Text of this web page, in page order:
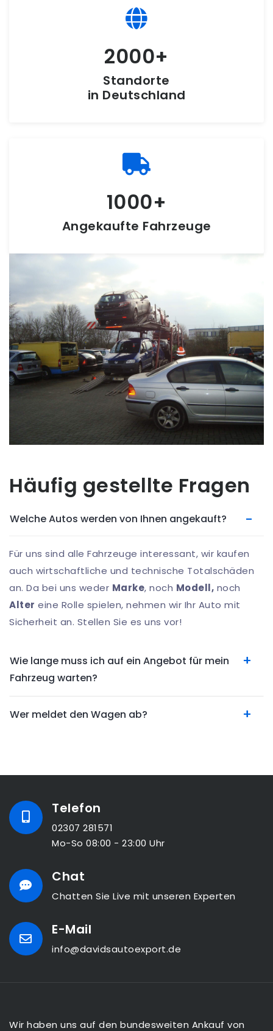
2000
Standorte
in Deutschland
1000
Angekaufte Fahrzeuge
Häufig gestellte Fragen
Welche Autos werden von Ihnen angekauft?
Für uns sind alle Fahrzeuge interessant, wir kaufen
auch wirtschaftliche und technische Totalschäden
an. Da bei uns weder Marke, noch Modell, noch
Alter eine Rolle spielen, nehmen wir Ihr Auto mit
Sicherheit an. Stellen Sie es uns vor!
Wie lange muss ich auf ein Angebot für mein
Fahrzeug warten?
Wer meldet den Wagen ab?
Telefon
02307 281571
Mo-So 08:00 - 23:00 Uhr
Chat
Chatten Sie Live mit unseren Experten
E-Mail
info@davidsautoexport.de
Wir haben uns auf den bundesweiten Ankauf von